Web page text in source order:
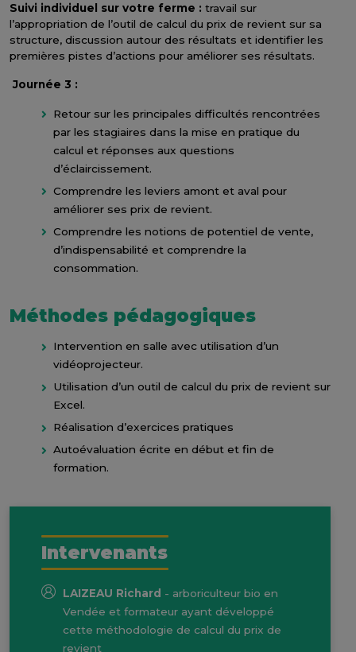
Suivi individuel sur votre ferme : travail sur
l’appropriation de l’outil de calcul du prix de revient sur sa
structure, discussion autour des résultats et identifier les
premières pistes d’actions pour améliorer ses résultats.
Journée 3 :
Retour sur les principales difficultés rencontrées
par les stagiaires dans la mise en pratique du
calcul et réponses aux questions
d’éclaircissement.
Comprendre les leviers amont et aval pour
améliorer ses prix de revient.
Comprendre les notions de potentiel de vente,
d’indispensabilité et comprendre la
consommation.
Méthodes pédagogiques
Intervention en salle avec utilisation d’un
vidéoprojecteur.
Utilisation d’un outil de calcul du prix de revient sur
Excel.
Réalisation d’exercices pratiques
Autoévaluation écrite en début et fin de
formation.
Intervenants
LAIZEAU Richard - arboriculteur bio en
Vendée et formateur ayant développé
cette méthodologie de calcul du prix de
revient